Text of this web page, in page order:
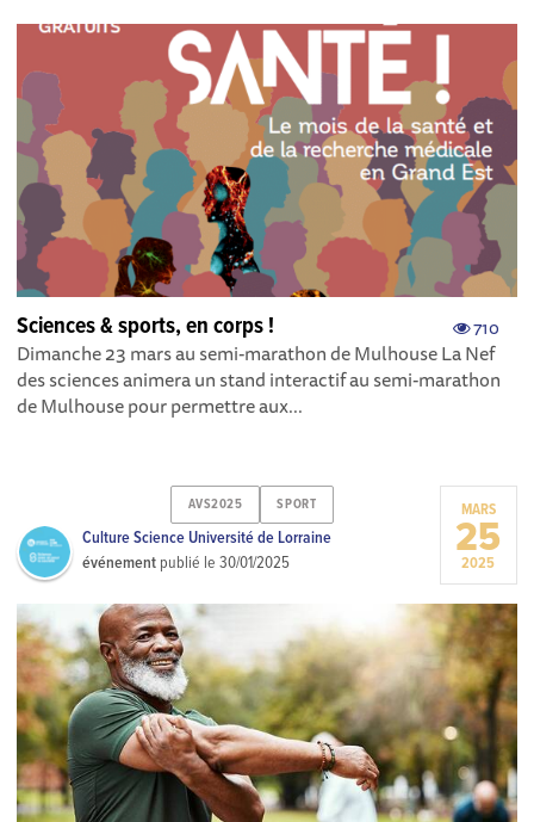
710
Sciences & sports, en corps !
Dimanche 23 mars au semi-marathon de Mulhouse La Nef
des sciences animera un stand interactif au semi-marathon
de Mulhouse pour permettre aux...
AVS2025 SPORT
Culture Science Université de Lorraine
événement publié le30/01/2025
MARS
25
2025